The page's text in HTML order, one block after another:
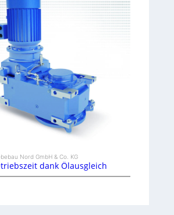
Nord GmbH & Co. KG
dank Ölausgleich